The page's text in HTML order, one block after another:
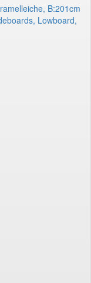
B:201cm
Lowboard,